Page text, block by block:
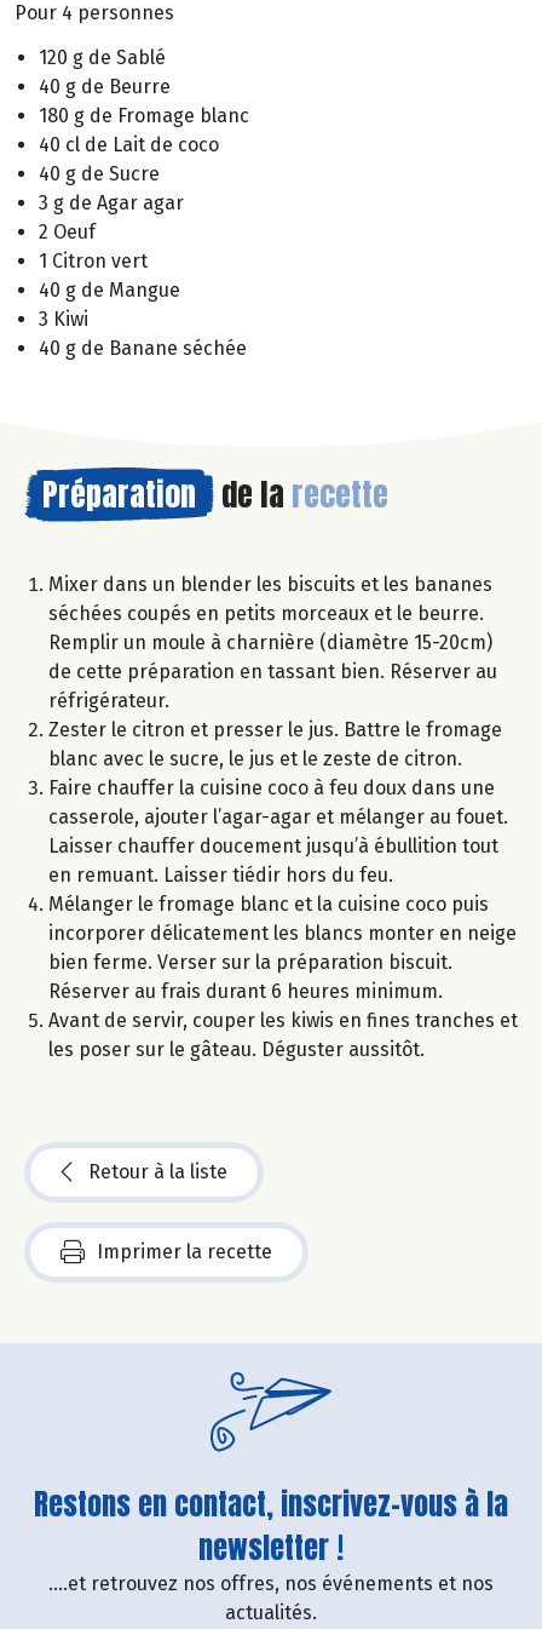
Pour 4 personnes
120 g de Sablé
40 g de Beurre
180 g de Fromage blanc
40 cl de Lait de coco
40 g de Sucre
3 g de Agar agar
2 Oeuf
1 Citron vert
40 g de Mangue
3 Kiwi
40 g de Banane séchée
Préparation de la recette
Mixer dans un blender les biscuits et les bananes
séchées coupés en petits morceaux et le beurre.
Remplir un moule à charnière (diamètre 15-20cm)
de cette préparation en tassant bien. Réserver au
réfrigérateur.
Zester le citron et presser le jus. Battre le fromage
blanc avec le sucre, le jus et le zeste de citron.
Faire chauffer la cuisine coco à feu doux dans une
casserole, ajouter l’agar-agar et mélanger au fouet.
Laisser chauffer doucement jusqu’à ébullition tout
en remuant. Laisser tiédir hors du feu.
Mélanger le fromage blanc et la cuisine coco puis
incorporer délicatement les blancs monter en neige
bien ferme. Verser sur la préparation biscuit.
Réserver au frais durant 6 heures minimum.
Avant de servir, couper les kiwis en fines tranches et
les poser sur le gâteau. Déguster aussitôt.
Retour à la liste
Imprimer la recette
Restons en contact, inscrivez-vous à la
newsletter !
....et retrouvez nos offres, nos événements et nos
actualités.